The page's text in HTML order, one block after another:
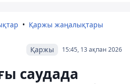
Қаржы жаңалықтары
15:45, 13 ақпан 2026
Қаржы
саудада